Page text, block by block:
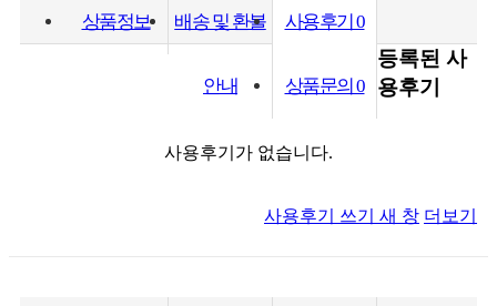
상품정보 배송 및 환불
안내
사용후기 0
상품문의 0
등록된 사
용후기
사용후기가 없습니다.
사용후기 쓰기 새 창 더보기